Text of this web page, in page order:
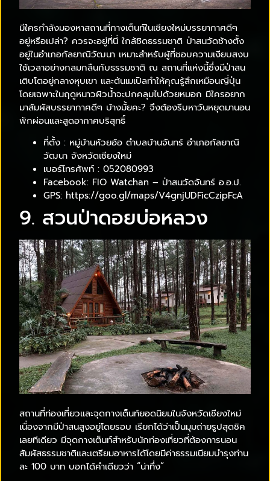
มีใครกำลังมองหาสถานที่กางเต็นท์ในเชียงใหม่บรรยากาศดีๆ
อยู่หรือเปล่า? ควรจะอยู่ที่นี่ ใกล้ชิดธรรมชาติ ป่าสนวัดช้างตั้ง
อยู่ในอำเภอกัลยาณิวัฒนา เหมาะสำหรับผู้ที่ชอบความเงียบสงบ
ใช้เวลาอย่างกลมกลืนกับธรรมชาติ ณ สถานที่แห่งนี้ซึ่งมีป่าสน
เติบโตอยู่กลางหุบเขา และต้นเมเปิลทำให้คุณรู้สึกเหมือนญี่ปุ่น
โดยเฉพาะในฤดูหนาวผิวน้ำจะปกคลุมไปด้วยหมอก มีใครอยาก
มาสัมผัสบรรยากาศดีๆ บ้างมั้ยคะ? จึงต้องรีบหาวันหยุดมานอน
พักผ่อนและสูดอากาศบริสุทธิ์
ที่ตั้ง : หมู่บ้านห้วยอ้อ ตำบลบ้านจันทร์ อำเภอกัลยาณิ
วัฒนา จังหวัดเชียงใหม่
เบอร์โทรศัพท์ : 052080993
Facebook: FIO Watchan – ป่าสนวัดจันทร์ อ.อ.ป.
GPS: https://goo.gl/maps/V4gnjUDFicCzipFcA
9. สวนป่าดอยบ่อหลวง
สถานที่ท่องเที่ยวและจุดกางเต็นท์ยอดนิยมในจังหวัดเชียงใหม่
เนื่องจากมีป่าสนสูงอยู่โดยรอบ เรียกได้ว่าเป็นมุมถ่ายรูปสุดชิค
เลยทีเดียว มีจุดกางเต็นท์สำหรับนักท่องเที่ยวที่ต้องการนอน
สัมผัสธรรมชาติและเตรียมอาหารได้โดยมีค่าธรรมเนียมบำรุงท่าน
ละ 100 บาท บอกได้คำเดียวว่า “น่าทึ่ง”